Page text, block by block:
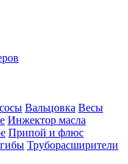
Вальцовка Весы
Инжектор масла
Припой и флюс
Труборасширители